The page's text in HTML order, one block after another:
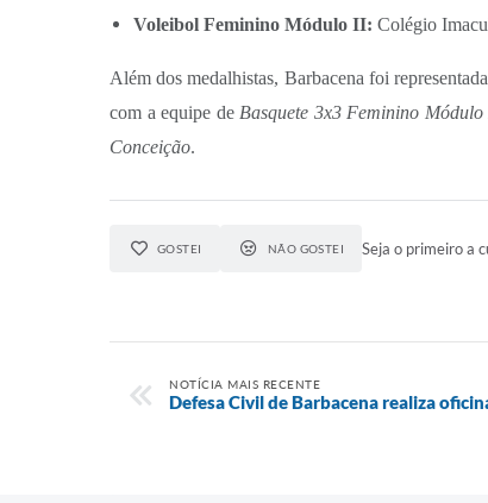
Voleibol Feminino Módulo II: Colégio
Além dos medalhistas, Barbacena foi
com a equipe de Basquete 3x3 Feminino
Conceição.
GOSTEI NÃO GOSTEI Seja o primeiro a
NOTÍCIA MAIS RECENTE
Defesa Civil de Barbacena realiza